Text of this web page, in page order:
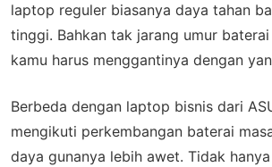
laptop reguler biasanya daya tahan
tinggi. Bahkan tak jarang umur
kamu harus menggantinya dengan
Berbeda dengan laptop bisnis dari
mengikuti perkembangan baterai
daya gunanya lebih awet. Tidak